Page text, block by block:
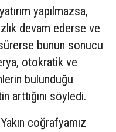
yapılmazsa,
devam ederse ve
bunun sonucu
otokratik ve
bulunduğu
arttığını söyledi.
coğrafyamız